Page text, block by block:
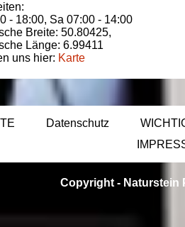
- 18:00, Sa 07:00 - 14:00
Breite: 50.80425,
Länge: 6.99411
uns hier: Karte
Datenschutz
Copyright - Naturstein